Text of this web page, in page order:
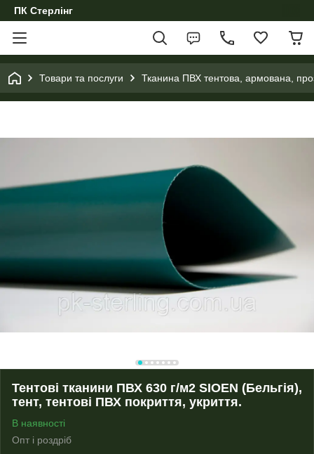
ПК Стерлінг
Товари та послуги Тканина ПВХ тентова, армована,
Тентові тканини ПВХ 630 г/м2 SIOEN (Бельгія),
тент, тентові ПВХ покриття, укриття.
В наявності
Опт і роздріб